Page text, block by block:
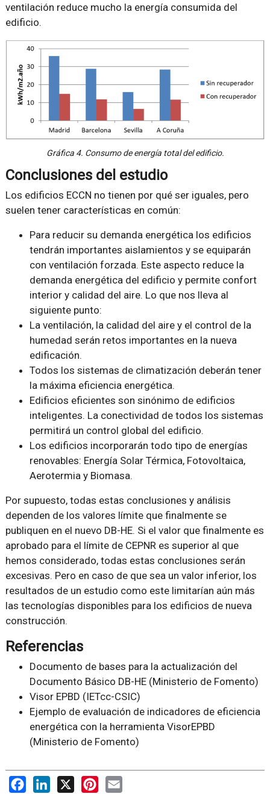
ventilación reduce mucho la energía consumida del
edificio.
Gráfica 4. Consumo de energía total del edificio.
Conclusiones del estudio
Los edificios ECCN no tienen por qué ser iguales, pero
suelen tener características en común:
Para reducir su demanda energética los edificios
tendrán importantes aislamientos y se equiparán
con ventilación forzada. Este aspecto reduce la
demanda energética del edificio y permite confort
interior y calidad del aire. Lo que nos lleva al
siguiente punto:
La ventilación, la calidad del aire y el control de la
humedad serán retos importantes en la nueva
edificación.
Todos los sistemas de climatización deberán tener
la máxima eficiencia energética.
Edificios eficientes son sinónimo de edificios
inteligentes. La conectividad de todos los sistemas
permitirá un control global del edificio.
Los edificios incorporarán todo tipo de energías
renovables: Energía Solar Térmica, Fotovoltaica,
Aerotermia y Biomasa.
Por supuesto, todas estas conclusiones y análisis
dependen de los valores límite que finalmente se
publiquen en el nuevo DB-HE. Si el valor que finalmente es
aprobado para el límite de CEPNR es superior al que
hemos considerado, todas estas conclusiones serán
excesivas. Pero en caso de que sea un valor inferior, los
resultados de un estudio como este limitarían aún más
las tecnologías disponibles para los edificios de nueva
construcción.
Referencias
Documento de bases para la actualización del
Documento Básico DB-HE (Ministerio de Fomento)
Visor EPBD (IETcc-CSIC)
Ejemplo de evaluación de indicadores de eficiencia
energética con la herramienta VisorEPBD
(Ministerio de Fomento)
FacebookLinkedIn
X PinterestEmail